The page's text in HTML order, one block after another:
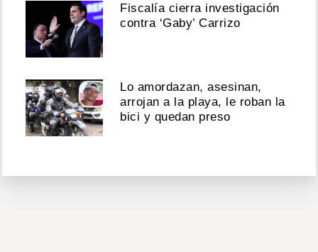
Fiscalía cierra investigación
contra ‘Gaby’ Carrizo
Lo amordazan, asesinan,
arrojan a la playa, le roban la
bici y quedan preso